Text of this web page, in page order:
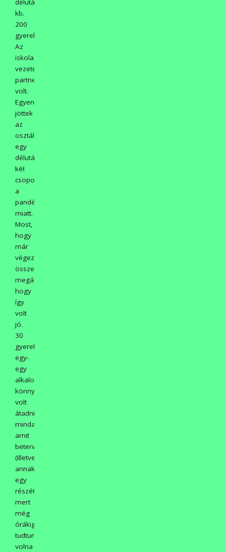
délután,
kb.
200
gyerek:
Az
iskola
vezetése
partner
volt.
Egyenként
jöttek
az
osztályok,
egy
délután
két
csoport
a
pandémia
miatt.
Most,
hogy
már
végeztünk,
összegzésként
megállapíthatjuk,
hogy
így
volt
jó.
30
gyereknek
egy-
egy
alkalommal
könnyebb
volt
átadni
mindazt,
amit
beterveztünk.
(Illetve
annak
egy
részét,
mert
még
órákig
tudtunk
volna